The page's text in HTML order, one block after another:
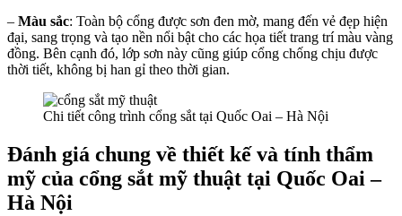
– Màu sắc: Toàn bộ cổng được sơn đen mờ, mang đến vẻ đẹp hiện
đại, sang trọng và tạo nền nổi bật cho các họa tiết trang trí màu vàng
đồng. Bên cạnh đó, lớp sơn này cũng giúp cổng chống chịu được
thời tiết, không bị han gỉ theo thời gian.
Chi tiết công trình cổng sắt tại Quốc Oai – Hà Nội
Đánh giá chung về thiết kế và tính thẩm
mỹ của cổng sắt mỹ thuật tại Quốc Oai –
Hà Nội